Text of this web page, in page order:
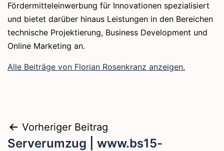
Fördermitteleinwerbung für Innovationen spezialisiert
und bietet darüber hinaus Leistungen in den Bereichen
technische Projektierung, Business Development und
Online Marketing an.
Alle Beiträge von Florian Rosenkranz anzeigen.
Beitragsnavigation
Vorheriger Beitrag
Serverumzug | www.bs15-